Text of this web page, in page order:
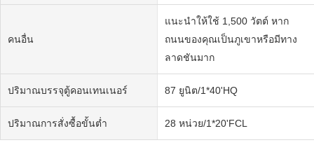
คนอื่น
แนะนำให้ใช้ 1,500 วัตต์ หาก
ถนนของคุณเป็นภูเขาหรือมีทาง
ลาดชันมาก
ปริมาณบรรจุตู้คอนเทนเนอร์ 87 ยูนิต/1*40'HQ
ปริมาณการสั่งซื้อขั้นต่ำ 28 หน่วย/1*20'FCL